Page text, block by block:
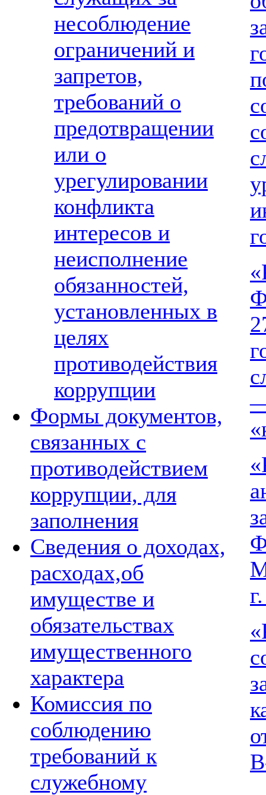
несоблюдение
ограничений и
запретов,
требований о
предотвращении
или о
урегулировании
конфликта
интересов и
неисполнение
обязанностей,
установленных в
целях
противодействия
коррупции
Формы документов,
связанных с
противодействием
коррупции, для
заполнения
Сведения о доходах,
расходах,об
имуществе и
обязательствах
имущественного
характера
Комиссия по
соблюдению
требований к
служебному